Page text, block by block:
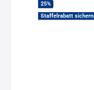
25%
Staffelrabatt sichern